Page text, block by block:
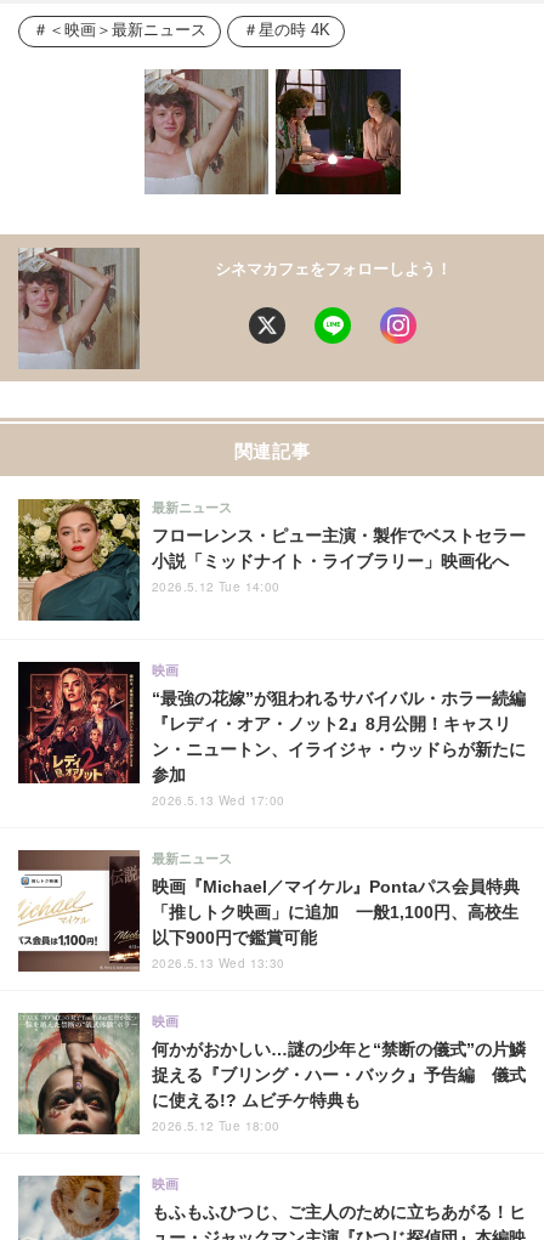
＜映画＞最新ニュース 星の時 4K
シネマカフェをフォローしよう！
関連記事
フローレンス・ピュー主演・製作でベストセラー
小説「ミッドナイト・ライブラリー」映画化へ
最新ニュース
2026.5.12 Tue 14:00
“最強の花嫁”が狙われるサバイバル・ホラー続編
『レディ・オア・ノット2』8月公開！キャスリ
ン・ニュートン、イライジャ・ウッドらが新たに
参加
映画
2026.5.13 Wed 17:00
映画『Michael／マイケル』Pontaパス会員特典
「推しトク映画」に追加 一般1,100円、高校生
以下900円で鑑賞可能
最新ニュース
2026.5.13 Wed 13:30
何かがおかしい…謎の少年と“禁断の儀式”の片鱗
捉える『ブリング・ハー・バック』予告編 儀式
に使える!? ムビチケ特典も
映画
2026.5.12 Tue 18:00
もふもふひつじ、ご主人のために立ちあがる！ヒ
映画